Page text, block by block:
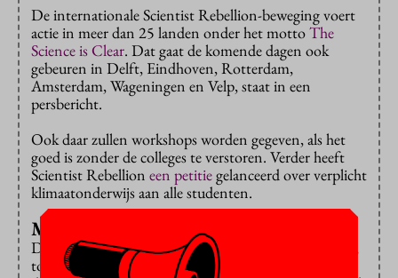
De internationale Scientist Rebellion-beweging voert
actie in meer dan 25 landen onder het mottoThe
Science is Clear. Dat gaat de komende dagen ook
gebeuren in Delft, Eindhoven, Rotterdam,
Amsterdam, Wageningen en Velp, staat in een
persbericht.
Ook daar zullen workshops worden gegeven, als het
goed is zonder de colleges te verstoren. Verder heeft
Scientist Rebellion een petitiegelanceerd over verplicht
klimaatonderwijs aan alle studenten.
Muziek
De actieweek begon afgelopen zondag in Amsterdam,
toen ruim honderd wetenschappers en musici samen